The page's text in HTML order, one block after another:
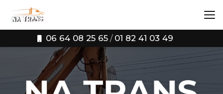
contenu
principal
06 64 08 25 65 / 01 82 41 03 49